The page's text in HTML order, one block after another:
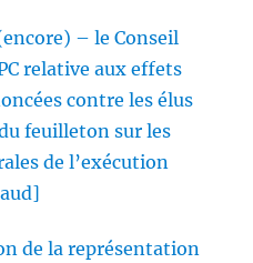
– le Conseil
relative aux effets
contre les élus
feuilleton sur les
de l’exécution
de la représentation